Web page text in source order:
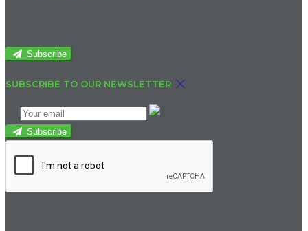
Subscribe
SUBSCRIBE TO OUR NEWSLETTER
Subscribe